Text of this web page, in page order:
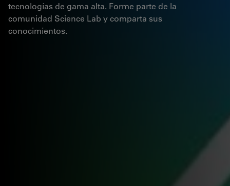
tecnologías de gama alta. Forme parte de la
comunidad Science Lab y comparta sus
conocimientos.